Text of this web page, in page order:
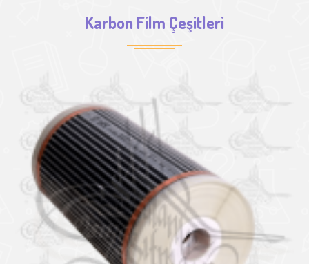
Karbon Film Çeşitleri